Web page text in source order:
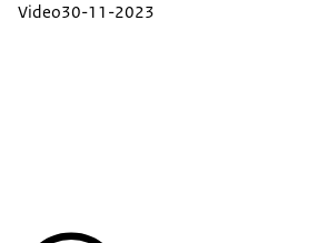
Video30-11-2023